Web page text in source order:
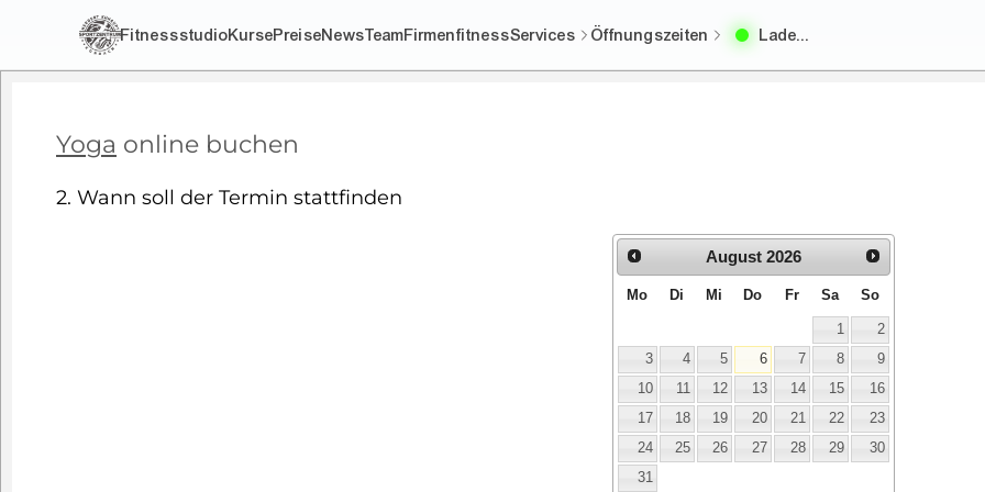
FitnessstudioKursePreiseNewsTeamFirmenfitnessServices Öffnungszeiten Lade...